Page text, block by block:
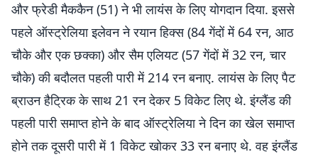
और फ्रेडी मैककैन (51) ने भी लायंस के लिए योगदान दिया. इससे
पहले ऑस्ट्रेलिया इलेवन ने रयान हिक्स (84 गेंदों में 64 रन, आठ
चौके और एक छक्का) और सैम एलियट (57 गेंदों में 32 रन, चार
चौके) की बदौलत पहली पारी में 214 रन बनाए. लायंस के लिए पैट
ब्राउन हैट्रिक के साथ 21 रन देकर 5 विकेट लिए थे. इंग्लैंड की
पहली पारी समाप्त होने के बाद ऑस्ट्रेलिया ने दिन का खेल समाप्त
होने तक दूसरी पारी में 1 विकेट खोकर 33 रन बनाए थे. वह इंग्लैंड